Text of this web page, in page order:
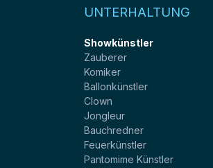
UNTERHALTUNG
Showkünstler
Zauberer
Komiker
Ballonkünstler
Clown
Jongleur
Bauchredner
Feuerkünstler
Pantomime Künstler